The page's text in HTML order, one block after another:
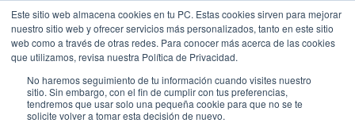
Este sitio web almacena cookies en tu PC. Estas cookies sirven para mejorar
nuestro sitio web y ofrecer servicios más personalizados, tanto en este sitio
web como a través de otras redes. Para conocer más acerca de las cookies
que utilizamos, revisa nuestra Política de Privacidad.
No haremos seguimiento de tu información cuando visites nuestro
sitio. Sin embargo, con el fin de cumplir con tus preferencias,
tendremos que usar solo una pequeña cookie para que no se te
solicite volver a tomar esta decisión de nuevo.
Saltar
contenido
Traducir »